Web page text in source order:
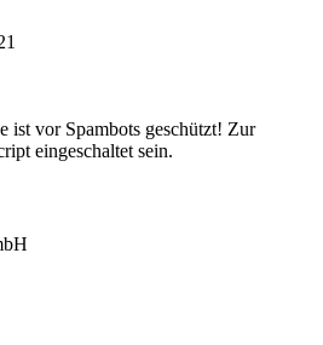
ist vor Spambots geschützt! Zur
eingeschaltet sein.